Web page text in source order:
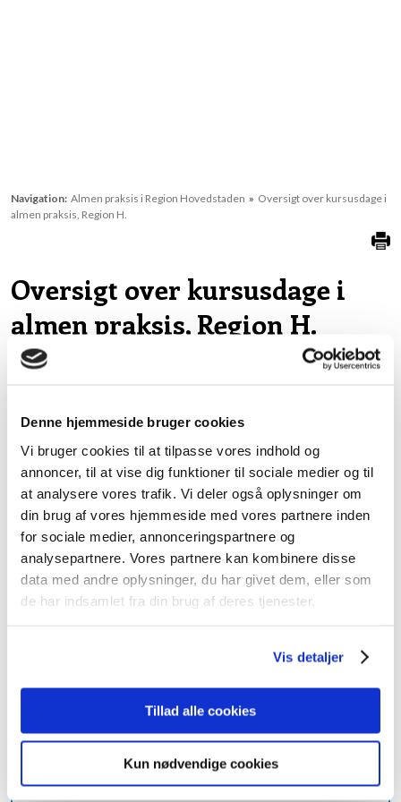
Denne hjemmeside bruger cookies
Vi bruger cookies til at tilpasse vores indhold og
annoncer, til at vise dig funktioner til sociale medier og til
at analysere vores trafik. Vi deler også oplysninger om
din brug af vores hjemmeside med vores partnere inden
for sociale medier, annonceringspartnere og
analysepartnere. Vores partnere kan kombinere disse
data med andre oplysninger, du har givet dem, eller som
de har indsamlet fra din brug af deres tjenester.
Vis detaljer
Tillad alle cookies
Kun nødvendige cookies
Navigation: Almen praksis i Region Hovedstaden » Oversigt over kursusdage i
almen praksis, Region H.
Oversigt over kursusdage i
almen praksis, Region H.
Du skal have 3 undervisningsdage i løbet af din
undervisningsdagene via CAMES.
Undervsiningsdage for KBU-læger
​Introduktionsuddannelse
Introkursus, temadage og netværksmøder i det område din
Kursusdage for Introduktionslæger